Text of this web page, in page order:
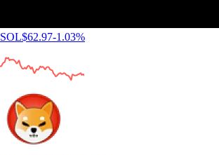
SOL$62.97-1.03%